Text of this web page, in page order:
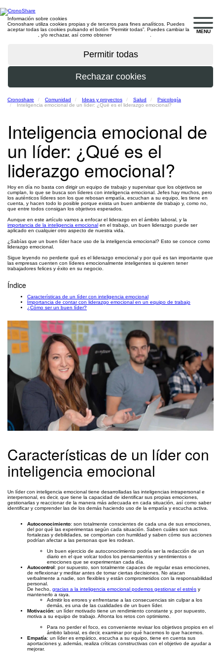
MENU
Información sobre cookies
Cronoshare utiliza cookies propias y de terceros para fines analíticos. Puedes
aceptar todas las cookies pulsando el botón “Permitir todas”. Puedes cambiar la
, y/o rechazar, así como obtener
Cronoshare Comunidad Ideas y proyectos Salud
Psicología
Inteligencia emocional de un líder: ¿Qué es el liderazgo emocional?
Inteligencia emocional de
un líder: ¿Qué es el
liderazgo emocional?
Hoy en día no basta con dirigir un equipo de trabajo y supervisar que los objetivos se
cumplan, lo que se busca son líderes con inteligencia emocional. Jefes hay muchos, pero
los auténticos líderes son los que rebosan empatía, escuchan a su equipo, les tiene en
cuenta, y hacen todo lo posible porque exista un buen ambiente de trabajo y, como no,
que entre todos consigan los objetivos esperados.
Aunque en este artículo vamos a enfocar el liderazgo en el ámbito laboral, y la
importancia de la inteligencia emocional en el trabajo, un buen liderazgo puede ser
aplicado en cualquier otro aspecto de nuestra vida.
¿Sabías que un buen líder hace uso de la inteligencia emocional? Esto se conoce como
liderazgo emocional.
Sigue leyendo no perderte qué es el liderazgo emocional y por qué es tan importante que
las empresas cuenten con líderes emocionalmente inteligentes si quieren tener
trabajadores felices y éxito en su negocio.
Índice
Características de un líder con inteligencia emocional
Importancia de contar con liderazgo emocional en un equipo de trabajo
¿Cómo ser un buen líder?
Características de un líder con
inteligencia emocional
Un líder con inteligencia emocional tiene desarrolladas las inteligencias intrapersonal e
interpersonal, es decir, que tiene la capacidad de identificar sus propias emociones,
gestionarlas y reaccionar de la manera más adecuada en cada situación, así como saber
identificar y comprender las de los demás haciendo uso de la empatía y escucha activa.
Autoconocimiento: son totalmente conscientes de cada una de sus emociones,
del por qué las experimentas según cada situación. Saben cuáles son sus
fortalezas y debilidades, se comportan con humildad y saben cómo sus acciones
podrían afectar a las personas que les rodean.
Un buen ejercicio de autoconocimiento podría ser la redacción de un
diario en el que volcar todos los pensamientos y sentimientos o
emociones que se experimentan cada día.
Autocontrol: por supuesto, son totalmente capaces de regular esas emociones,
de reflexionar y meditar antes de tomar ciertas decisiones. No atacan
verbalmente a nadie, son flexibles y están comprometidos con la responsabilidad
personal.
De hecho, gracias a la inteligencia emocional podemos gestionar el estrés y
mantenerlo a raya.
Admitir los errores y enfrentarse a las consecuencias sin culpar a los
demás, es una de las cualidades de un buen líder.
Motivación: un líder motivado tiene un rendimiento constante y, por supuesto,
motiva a su equipo de trabajo. Afronta los retos con optimismo.
Para no perder el foco, es conveniente revisar los objetivos propios en el
ámbito laboral, es decir, examinar por qué hacemos lo que hacemos.
Empatía: un líder es empático, escucha a su equipo, tiene en cuenta sus
aportaciones y, además, realiza críticas constructivas con el objetivo de ayudar a
mejorar.